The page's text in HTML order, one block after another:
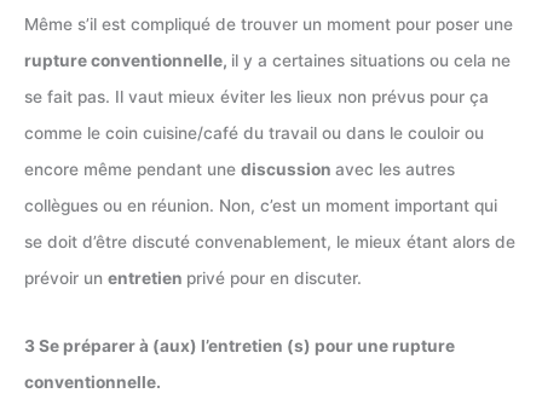
Même s’il est compliqué de trouver un moment pour poser une
rupture conventionnelle, il y a certaines situations ou cela ne
se fait pas. Il vaut mieux éviter les lieux non prévus pour ça
comme le coin cuisine/café du travail ou dans le couloir ou
encore même pendant une discussion avec les autres
collègues ou en réunion. Non, c’est un moment important qui
se doit d’être discuté convenablement, le mieux étant alors de
prévoir un entretien privé pour en discuter.
3 Se préparer à (aux) l’entretien (s) pour une rupture
conventionnelle.